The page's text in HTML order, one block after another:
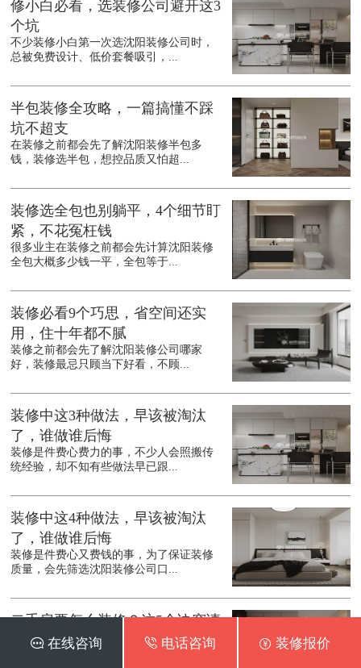
修小白必看，选装修公司避开这3
个坑
不少装修小白第一次选沈阳装修公司时，
总被免费设计、低价套餐吸引，...
半包装修全攻略，一篇搞懂不踩
坑不超支
在装修之前都会先了解沈阳装修半包多
钱，装修选半包，想控品质又怕超...
装修选全包也别躺平，4个细节盯
紧，不花冤枉钱
很多业主在装修之前都会先计算沈阳装修
全包大概多少钱一平，全包等于...
装修必看9个巧思，省空间还实
用，住十年都不腻
装修之前都会先了解沈阳装修公司哪家
好，装修最忌只顾当下好看，不顾...
装修中这3种做法，早该被淘汰
了，谁做谁后悔
装修是件费心费力的事，不少人会照搬传
统经验，却不知有些做法早已跟...
装修中这4种做法，早该被淘汰
了，谁做谁后悔
装修是件费心又费钱的事，为了保证装修
质量，会先筛选沈阳装修公司口...
二手房要怎么装修？这5个诀窍请
收好 在线咨询  电话咨询  装修报价